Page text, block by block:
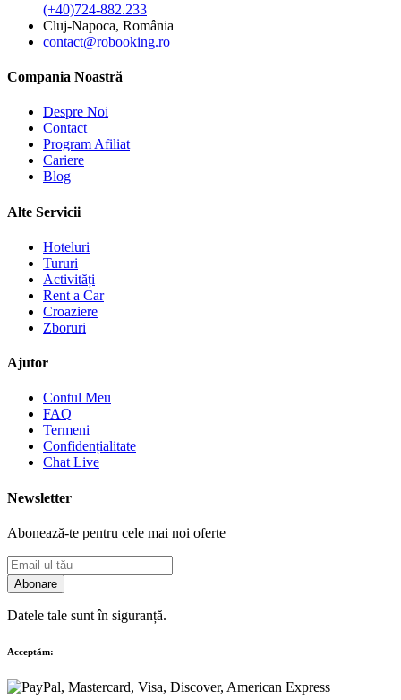
(+40)724-882.233
Cluj-Napoca, România
contact@robooking.ro
Compania Noastră
Despre Noi
Contact
Program Afiliat
Cariere
Blog
Alte Servicii
Hoteluri
Tururi
Activități
Rent a Car
Croaziere
Zboruri
Ajutor
Contul Meu
FAQ
Termeni
Confidențialitate
Chat Live
Newsletter
Abonează-te pentru cele mai noi oferte
Abonare
Datele tale sunt în siguranță.
Acceptăm: